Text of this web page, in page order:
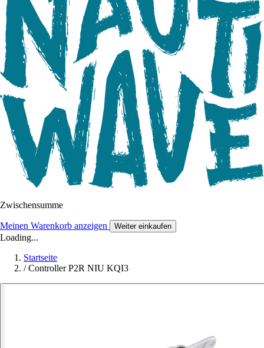
Zwischensumme
Meinen Warenkorb anzeigen Weiter einkaufen
Loading...
Startseite
/ Controller P2R NIU KQI3